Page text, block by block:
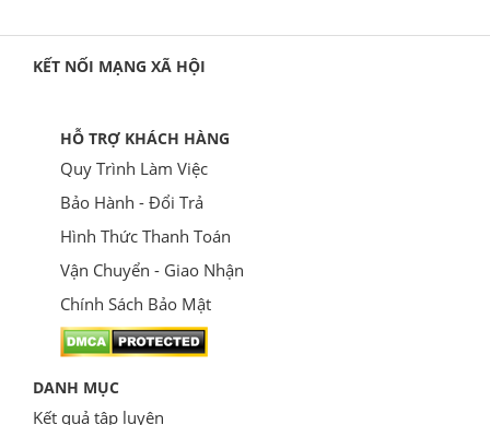
KẾT NỐI MẠNG XÃ HỘI
HỖ TRỢ KHÁCH HÀNG
Quy Trình Làm Việc
Bảo Hành - Đổi Trả
Hình Thức Thanh Toán
Vận Chuyển - Giao Nhận
Chính Sách Bảo Mật
DANH MỤC
Kết quả tập luyện